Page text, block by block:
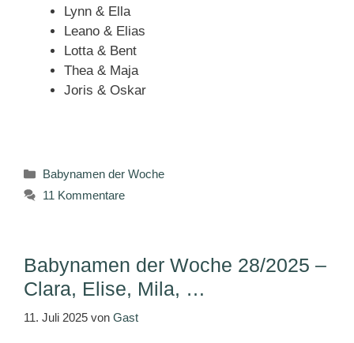
Lynn & Ella
Leano & Elias
Lotta & Bent
Thea & Maja
Joris & Oskar
Kategorien
Babynamen der Woche
11 Kommentare
Babynamen der Woche 28/2025 –
Clara, Elise, Mila, …
11. Juli 2025 von Gast